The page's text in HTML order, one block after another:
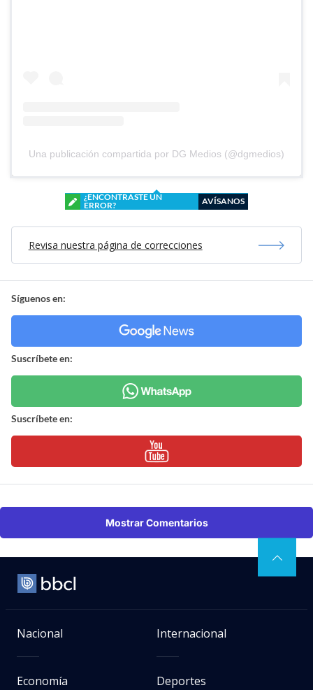
Una publicación compartida por DG Medios (@dgmedios)
¿ENCONTRASTE UN
ERROR?
AVÍSANOS
Revisa nuestra página de correcciones
Síguenos en:
Suscríbete en:
Suscríbete en:
Mostrar Comentarios
Nacional Internacional
Economía Deportes